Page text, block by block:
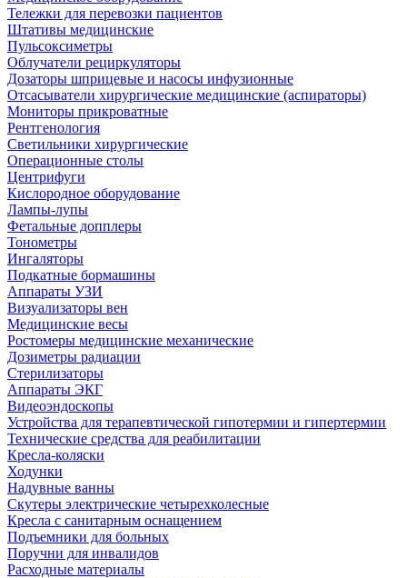
Тележки для перевозки пациентов
Штативы медицинские
Пульсоксиметры
Облучатели рециркуляторы
Дозаторы шприцевые и насосы инфузионные
Отсасыватели хирургические медицинские (аспираторы)
Мониторы прикроватные
Рентгенология
Светильники хирургические
Операционные столы
Центрифуги
Кислородное оборудование
Лампы-лупы
Фетальные допплеры
Тонометры
Ингаляторы
Подкатные бормашины
Аппараты УЗИ
Визуализаторы вен
Медицинские весы
Ростомеры медицинские механические
Дозиметры радиации
Стерилизаторы
Аппараты ЭКГ
Видеоэндоскопы
Устройства для терапевтической гипотермии и гипертермии
Технические средства для реабилитации
Кресла-коляски
Ходунки
Надувные ванны
Скутеры электрические четырехколесные
Кресла с санитарным оснащением
Подъемники для больных
Поручни для инвалидов
Расходные материалы